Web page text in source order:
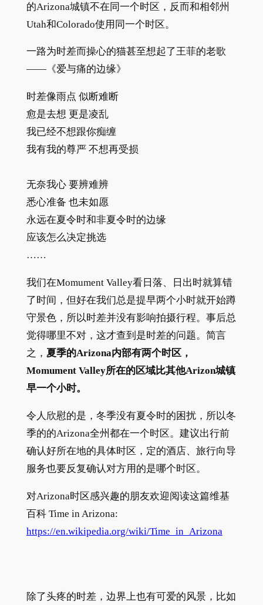
的Arizona城镇不在同一个时区，反而和相邻州
Utah和Colorado使用同一个时区。
一路为时差而操心的猫甚至想起了王菲的老歌
——《爱与痛的边缘》
时差像雨点 似断难断
愈是去想 更是凌乱
我已经不想跟你痴缠
我有我的尊严 不想再受损
无奈我心 要辨难辨
悉心准备 也未如愿
永远在夏令时和非夏令时的边缘
应该怎么决定挑选
……
我们在Momument Valley看日落、日出时就算错
了时间，但好在我们总是提早两个小时就开始蹲
守景色，所以时差并没有影响拍摄行程。事后总
觉得哪里不对，这才查到是时差的问题。简言
之， 夏季的Arizona内部有两个时区，
Momument Valley所在的区域比其他Arizon城镇
早一个小时。
令人欣慰的是，冬季没有夏令时的困扰，所以冬
季的的Arizona全州都在一个时区。建议出行前
确认好所在地的具体时区，定的酒店、旅行向导
服务也要反复确认对方用的是哪个时区。
对Arizona时区感兴趣的朋友欢迎阅读这篇维基
百科 Time in Arizona:
https://en.wikipedia.org/wiki/Time_in_Arizona
除了头疼的时差，边界上也有可爱的风景，比如